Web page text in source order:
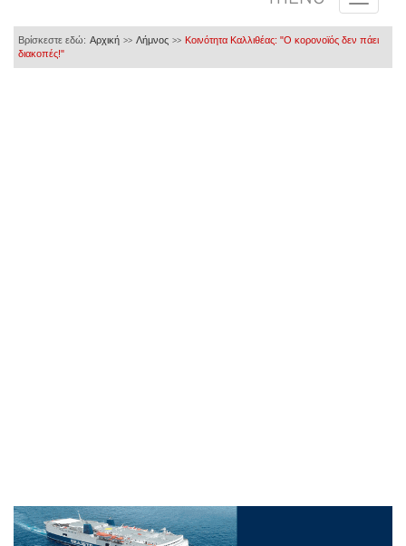
Βρίσκεστε εδώ: Αρχική >> Λήμνος >> Κοινότητα Καλλιθέας: "Ο κορoνοϊός δεν πάει
διακοπές!"